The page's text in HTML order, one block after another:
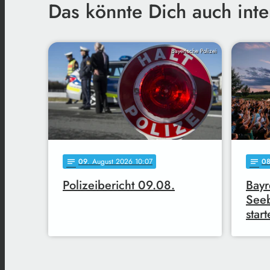
Das könnte Dich auch
Bayerische Polizei
notes 09. August 2026 10:07
Polizeibericht 09.08.
notes 08